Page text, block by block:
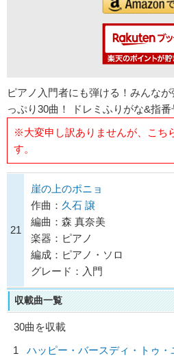
ピアノ入門者にも弾ける！みんな
っぷり30曲！ ドレミふりがな&指番
※大変申し訳ありませんが、こち
す。
21
崖の上のポニョ
作曲： 久石 譲
編曲：森 真奈美
楽器：ピアノ
編成：ピアノ・ソロ
グレード：入門
収載曲一覧
30曲を収載
1
ハッピー・バースディ・トゥ・